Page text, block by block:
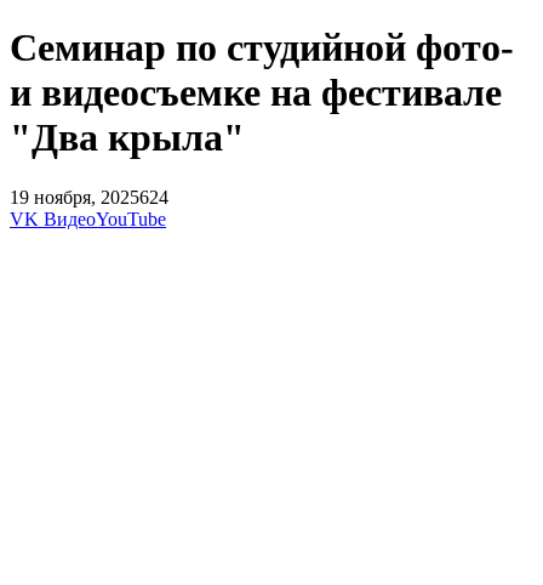
Семинар по студийной фото-
и видеосъемке на фестивале
"Два крыла"
19 ноября, 2025624
VK ВидеоYouTube